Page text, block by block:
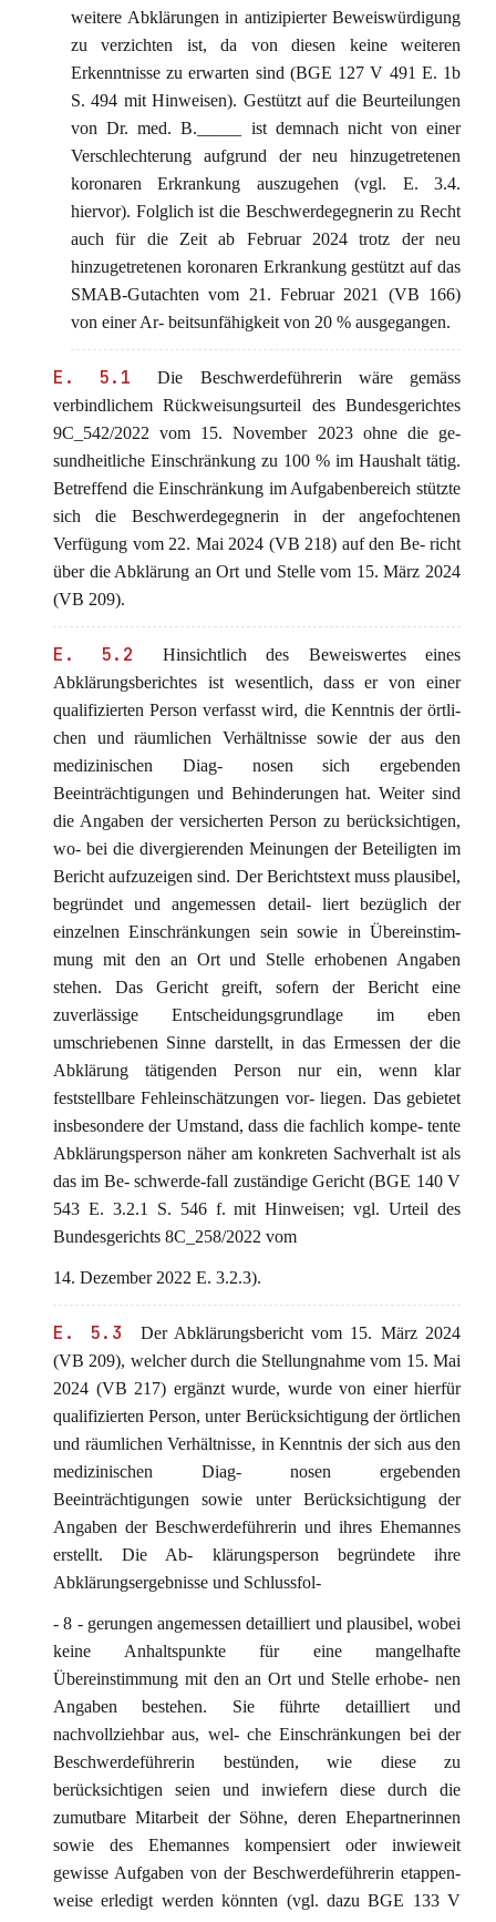
weitere Abklärungen in antizipierter Beweiswürdigung
zu verzichten ist, da von diesen keine weiteren
Erkenntnisse zu erwarten sind (BGE 127 V 491 E. 1b
S. 494 mit Hinweisen). Gestützt auf die Beurteilungen
von Dr. med. B._____ ist demnach nicht von einer
Verschlechterung aufgrund der neu hinzugetretenen
koronaren Erkrankung auszugehen (vgl. E. 3.4.
hiervor). Folglich ist die Beschwerdegegnerin zu Recht
auch für die Zeit ab Februar 2024 trotz der neu
hinzugetretenen koronaren Erkrankung gestützt auf das
SMAB-Gutachten vom 21. Februar 2021 (VB 166)
von einer Ar- beitsunfähigkeit von 20 % ausgegangen.
E. 5.1
Die Beschwerdeführerin wäre gemäss
verbindlichem Rückweisungsurteil des Bundesgerichtes
9C_542/2022 vom 15. November 2023 ohne die ge-
sundheitliche Einschränkung zu 100 % im Haushalt tätig.
Betreffend die Einschränkung im Aufgabenbereich stützte
sich die Beschwerdegegnerin in der angefochtenen
Verfügung vom 22. Mai 2024 (VB 218) auf den Be- richt
über die Abklärung an Ort und Stelle vom 15. März 2024
(VB 209).
E. 5.2
Hinsichtlich des Beweiswertes eines
Abklärungsberichtes ist wesentlich, dass er von einer
qualifizierten Person verfasst wird, die Kenntnis der örtli-
chen und räumlichen Verhältnisse sowie der aus den
medizinischen Diag- nosen sich ergebenden
Beeinträchtigungen und Behinderungen hat. Weiter sind
die Angaben der versicherten Person zu berücksichtigen,
wo- bei die divergierenden Meinungen der Beteiligten im
Bericht aufzuzeigen sind. Der Berichtstext muss plausibel,
begründet und angemessen detail- liert bezüglich der
einzelnen Einschränkungen sein sowie in Übereinstim-
mung mit den an Ort und Stelle erhobenen Angaben
stehen. Das Gericht greift, sofern der Bericht eine
zuverlässige Entscheidungsgrundlage im eben
umschriebenen Sinne darstellt, in das Ermessen der die
Abklärung tätigenden Person nur ein, wenn klar
feststellbare Fehleinschätzungen vor- liegen. Das gebietet
insbesondere der Umstand, dass die fachlich kompe- tente
Abklärungsperson näher am konkreten Sachverhalt ist als
das im Be- schwerde-fall zuständige Gericht (BGE 140 V
543 E. 3.2.1 S. 546 f. mit Hinweisen; vgl. Urteil des
Bundesgerichts 8C_258/2022 vom
14. Dezember 2022 E. 3.2.3).
E. 5.3
Der Abklärungsbericht vom 15. März 2024
(VB 209), welcher durch die Stellungnahme vom 15. Mai
2024 (VB 217) ergänzt wurde, wurde von einer hierfür
qualifizierten Person, unter Berücksichtigung der örtlichen
und räumlichen Verhältnisse, in Kenntnis der sich aus den
medizinischen Diag- nosen ergebenden
Beeinträchtigungen sowie unter Berücksichtigung der
Angaben der Beschwerdeführerin und ihres Ehemannes
erstellt. Die Ab- klärungsperson begründete ihre
Abklärungsergebnisse und Schlussfol-
- 8 - gerungen angemessen detailliert und plausibel, wobei
keine Anhaltspunkte für eine mangelhafte
Übereinstimmung mit den an Ort und Stelle erhobe- nen
Angaben bestehen. Sie führte detailliert und
nachvollziehbar aus, wel- che Einschränkungen bei der
Beschwerdeführerin bestünden, wie diese zu
berücksichtigen seien und inwiefern diese durch die
zumutbare Mitarbeit der Söhne, deren Ehepartnerinnen
sowie des Ehemannes kompensiert oder inwieweit
gewisse Aufgaben von der Beschwerdeführerin etappen-
weise erledigt werden könnten (vgl. dazu BGE 133 V